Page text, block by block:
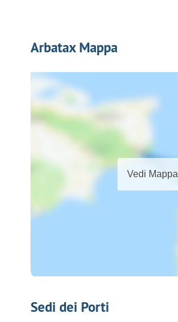
Arbatax Mappa
Vedi Mappa
Sedi dei Porti